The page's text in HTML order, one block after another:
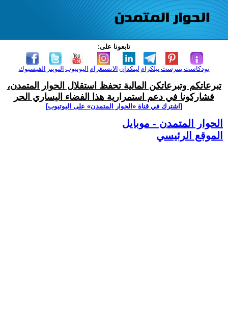
تابعونا على:
الفيسبوك التويتر اليوتيوب الانستغرام لينكدإن تيلكرامبنترست بودكاست
تبرعاتكم وتبرعاتكن المالية تحفظ استقلال الحوار المتمدن،
فشاركونا في دعم استمرارية هذا الفضاء اليساري الحر
[اشترك في قناة ‫«الحوار المتمدن» على اليوتيوب]
الحوار المتمدن - موبايل
الموقع الرئيسي